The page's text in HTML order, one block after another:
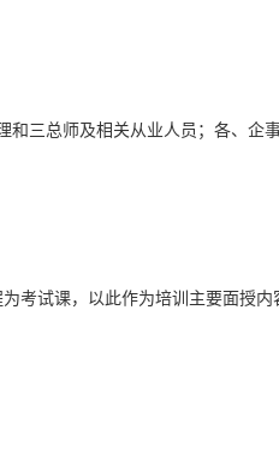
三总师及相关从业人员；各、企
考试课，以此作为培训主要面授内